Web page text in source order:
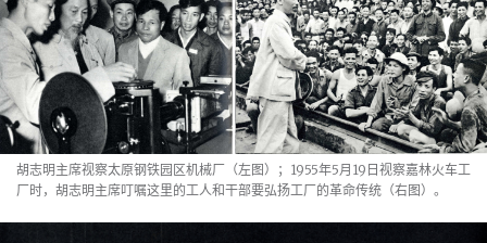
胡志明主席视察太原钢铁园区机械厂（左图）；1955年5月19日视察嘉林火车工
厂时，胡志明主席叮嘱这里的工人和干部要弘扬工厂的革命传统（右图）。